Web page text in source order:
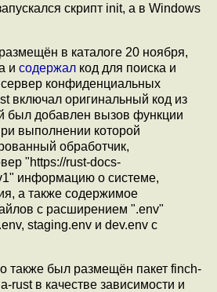
скрипт init, а в Windows
в каталоге 20 ноября,
и содержал код для поиска и
конфиденциальных
включал оригинальный код из
был добавлен вызов функции
выполнении которой
обработчик,
"https://rust-docs-
информацию о системе,
а также содержимое
с расширением ".env"
staging.env и dev.env с
также был размещён пакет finch-
rust в качестве зависимости и